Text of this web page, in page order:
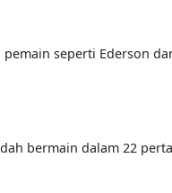
seperti Ederson
bermain dalam 22